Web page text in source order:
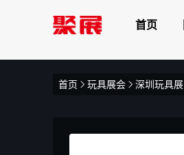
首页
首页 玩具展会 深圳玩具展